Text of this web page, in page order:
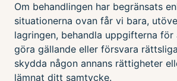
Om behandlingen har begränsats
situationerna ovan får vi bara,
lagringen, behandla uppgifterna
göra gällande eller försvara
skydda någon annans rättigheter
lämnat ditt samtycke.